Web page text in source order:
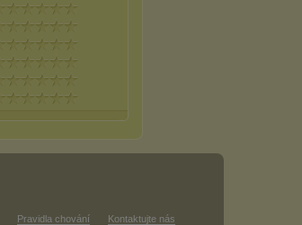
Pravidla chování Kontaktujte nás